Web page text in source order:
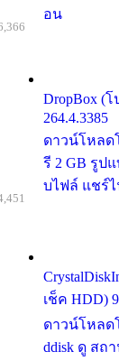
อน
DropBox (
264.4.3385
ดาวน์โหลด
รี 2 GB รูป
บไฟล์ แชร์
เช็ค HDD)
ดาวน์โหลด
ddisk ดู สถ